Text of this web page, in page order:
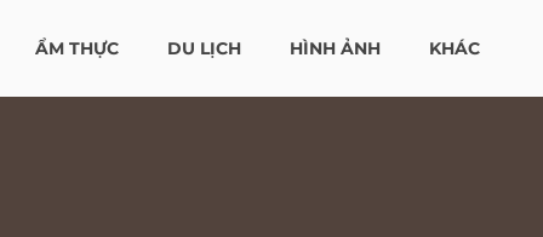
ẨM THỰC DU LỊCH HÌNH ẢNH KHÁC